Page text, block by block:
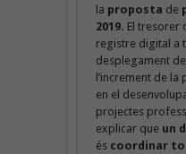
la proposta de
2019. El tresorer
registre digital a
desplegament
l’increment de
en el
projectes
explicar que un
és coordinar